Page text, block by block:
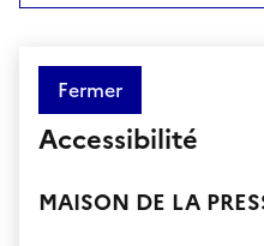
Fermer
Accessibilité
MAISON DE LA